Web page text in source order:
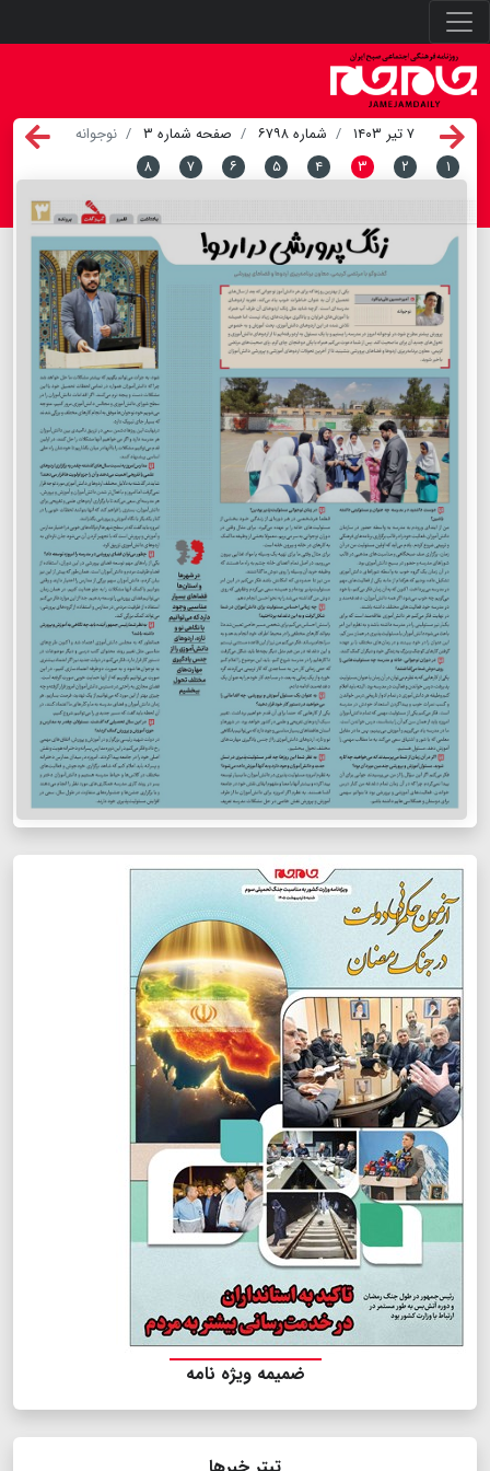
۷ تیر ۱۴۰۳ شماره ۶۷۹۸ صفحه شماره ۳
نوجوانه
۱
۲ ۳ ۴ ۵ ۶ ۷ ۸
ضمیمه ویژه نامه